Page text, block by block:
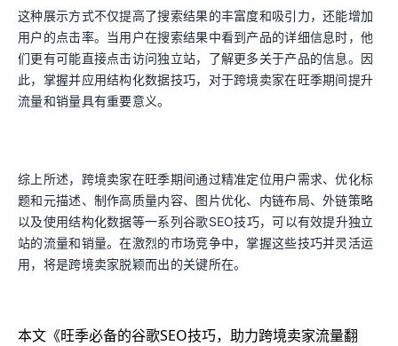
这种展示方式不仅提高了搜索结果的丰富度和吸引力，还能增加
用户的点击率。当用户在搜索结果中看到产品的详细信息时，他
们更有可能直接点击访问独立站，了解更多关于产品的信息。因
此，掌握并应用结构化数据技巧，对于跨境卖家在旺季期间提升
流量和销量具有重要意义。
综上所述，跨境卖家在旺季期间通过精准定位用户需求、优化标
题和元描述、制作高质量内容、图片优化、内链布局、外链策略
以及使用结构化数据等一系列谷歌SEO技巧，可以有效提升独立
站的流量和销量。在激烈的市场竞争中，掌握这些技巧并灵活运
用，将是跨境卖家脱颖而出的关键所在。
本文《旺季必备的谷歌SEO技巧，助力跨境卖家流量翻